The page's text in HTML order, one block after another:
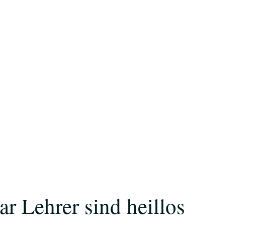
Lehrer sind heillos